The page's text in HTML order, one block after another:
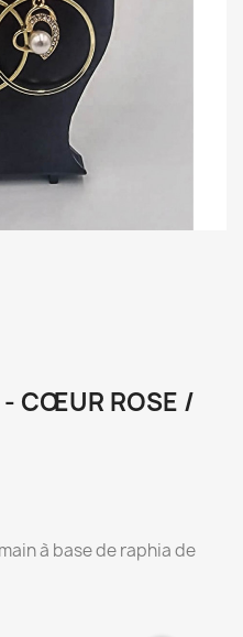
- CŒUR ROSE /
à base de raphia de